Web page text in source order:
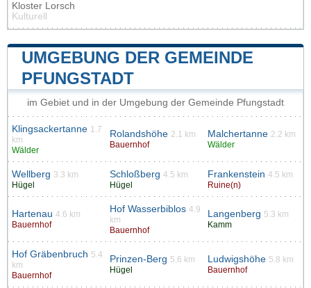
Kloster Lorsch
Kulturell
UMGEBUNG DER GEMEINDE
PFUNGSTADT
im Gebiet und in der Umgebung der Gemeinde Pfungstadt
Klingsackertanne 1.7
km
Wälder
Rolandshöhe 2.1 km
Bauernhof
Malchertanne 2.2 km
Wälder
Wellberg 3.3 km
Hügel
Schloßberg 4.5 km
Hügel
Frankenstein 4.5 km
Ruine(n)
Hartenau 4.6 km
Bauernhof
Hof Wasserbiblos 4.9
km
Bauernhof
Langenberg 5.3 km
Kamm
Hof Gräbenbruch 5.4
km
Bauernhof
Prinzen-Berg 5.6 km
Hügel
Ludwigshöhe 5.8 km
Bauernhof